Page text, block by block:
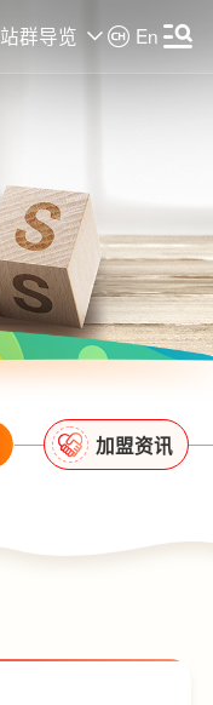
站群导览 En
加盟资讯